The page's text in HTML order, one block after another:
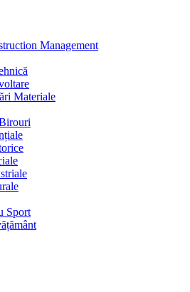
Management
Materiale
Sport